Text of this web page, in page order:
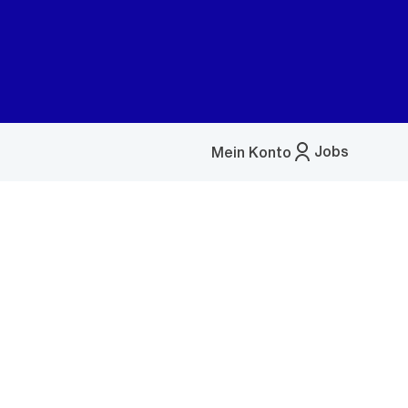
Jobs
Mein Konto
Menü